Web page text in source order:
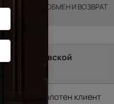
ОБМЕН И ВОЗВРАТ
Московской
подъем полотен клиент